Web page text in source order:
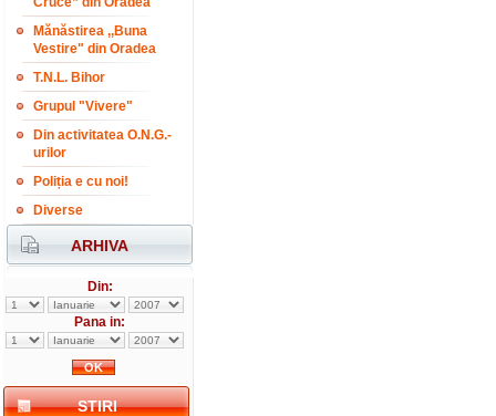
Mănăstirea ,,Buna
Vestire" din Oradea
T.N.L. Bihor
Grupul "Vivere"
Din activitatea O.N.G.-
urilor
Poliția e cu noi!
Diverse
ARHIVA
Din:
Pana in:
STIRI